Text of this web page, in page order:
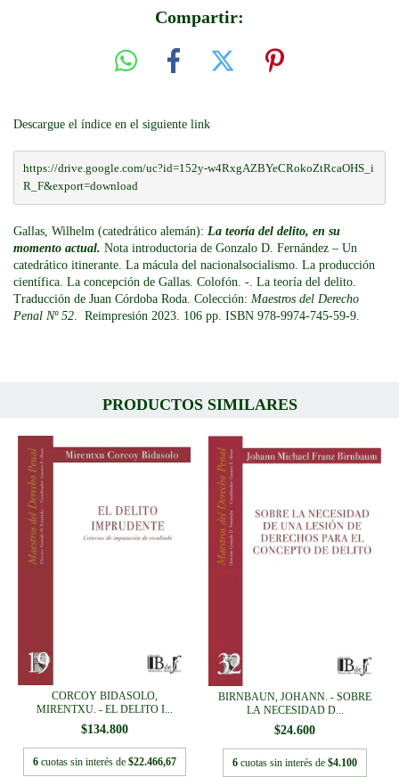
Compartir:
Descargue el índice en el siguiente link
https://drive.google.com/uc?id=152y-w4RxgAZBYeCRokoZtRcaOHS_i
R_F&export=download
Gallas, Wilhelm (catedrático alemán): La teoría del delito, en su
momento actual. Nota introductoria de Gonzalo D. Fernández – Un
catedrático itinerante. La mácula del nacionalsocialismo. La producción
científica. La concepción de Gallas. Colofón. -. La teoría del delito.
Traducción de Juan Córdoba Roda. Colección: Maestros del Derecho
Penal Nº 52 . Reimpresión 2023. 106 pp. ISBN 978-9974-745-59-9.
PRODUCTOS SIMILARES
CORCOY BIDASOLO,
MIRENTXU. - EL DELITO I...
$134.800
6 cuotas sin interés de $22.466,67
BIRNBAUN, JOHANN. - SOBRE
LA NECESIDAD D...
$24.600
6 cuotas sin interés de $4.100